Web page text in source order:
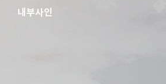
내부사인